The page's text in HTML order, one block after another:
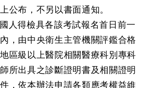
公布，不另以書面通知。
人得檢具各該考試報名首日前一
，由中央衛生主管機關評鑑合格
區級以上醫院相關醫療科別專科
所出具之診斷證明書及相關證明
，依本辦法申請各類應考權益維